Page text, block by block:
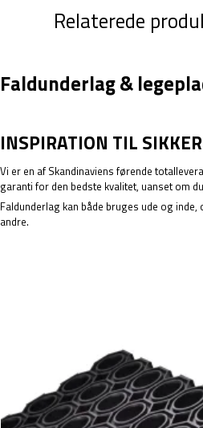
Relaterede
Faldunderlag &
INSPIRATION TIL
Vi er en af Skandinaviens førende
garanti for den bedste kvalitet, uanset om
Faldunderlag kan både bruges ude og
andre.